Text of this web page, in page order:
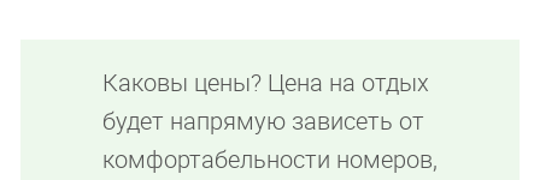
Каковы цены? Цена на отдых
будет напрямую зависеть от
комфортабельности номеров,